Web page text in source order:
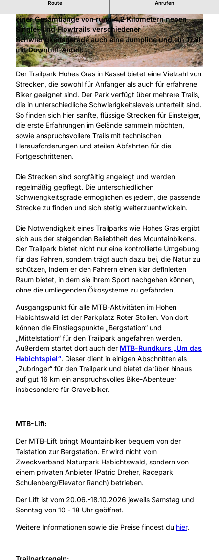
© Luxfotowerk cc by NPH | CC-BY
© Naturpark Habichtswald, Luxfotowerk |
CC-BY-SA
© Naturpark Habichtswald, Luxfotowerk |
CC-BY-SA
Route Anrufen
einer Gesamtlänge von rund 4,2 Kilometern neben
Single- und Flowtrails verschiedener
Schwierigkeitsgerade auch eine Jumpline und ein Trail
mit Downhill-Anteil.
Der Trailpark Hohes Gras in Kassel bietet eine Vielzahl von
Strecken, die sowohl für Anfänger als auch für erfahrene
Biker geeignet sind. Der Park verfügt über mehrere Trails,
die in unterschiedliche Schwierigkeitslevels unterteilt sind.
So finden sich hier sanfte, flüssige Strecken für Einsteiger,
die erste Erfahrungen im Gelände sammeln möchten,
sowie anspruchsvollere Trails mit technischen
Herausforderungen und steilen Abfahrten für die
Fortgeschrittenen.
Die Strecken sind sorgfältig angelegt und werden
regelmäßig gepflegt. Die unterschiedlichen
Schwierigkeitsgrade ermöglichen es jedem, die passende
Strecke zu finden und sich stetig weiterzuentwickeln.
Die Notwendigkeit eines Trailparks wie Hohes Gras ergibt
sich aus der steigenden Beliebtheit des Mountainbikens.
Der Trailpark bietet nicht nur eine kontrollierte Umgebung
für das Fahren, sondern trägt auch dazu bei, die Natur zu
schützen, indem er den Fahrern einen klar definierten
Raum bietet, in dem sie ihrem Sport nachgehen können,
ohne die umliegenden Ökosysteme zu gefährden.
Ausgangspunkt für alle MTB-Aktivitäten im Hohen
Habichtswald ist der Parkplatz Roter Stollen. Von dort
können die Einstiegspunkte „Bergstation“ und
„Mittelstation“ für den Trailpark angefahren werden.
Außerdem startet dort auch der MTB-Rundkurs „Um das
Habichtspiel“. Dieser dient in einigen Abschnitten als
„Zubringer“ für den Trailpark und bietet darüber hinaus
auf gut 16 km ein anspruchsvolles Bike-Abenteuer
insbesondere für Gravelbiker.
MTB-Lift:
Der MTB-Lift bringt Mountainbiker bequem von der
Talstation zur Bergstation. Er wird nicht vom
Zweckverband Naturpark Habichtswald, sondern von
einem privaten Anbieter (Patric Dreher, Racepark
Schulenberg/Elevator Ranch) betrieben.
Der Lift ist vom 20.06.-18.10.2026 jeweils Samstag und
Sonntag von 10 - 18 Uhr geöffnet.
Weitere Informationen sowie die Preise findest du hier.
Trailparkregeln: